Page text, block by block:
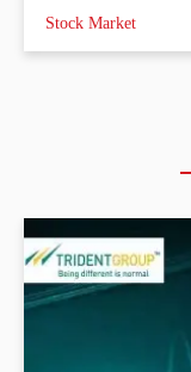
Stock Market